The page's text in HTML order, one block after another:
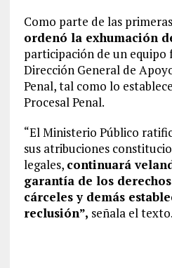
Como parte de las
ordenó la exhumación
participación de un equipo
Dirección General de
Penal, tal como lo
Procesal Penal.
“El Ministerio Público
sus atribuciones
legales, continuará
garantía de los
cárceles y demás
reclusión”, señala el texto.